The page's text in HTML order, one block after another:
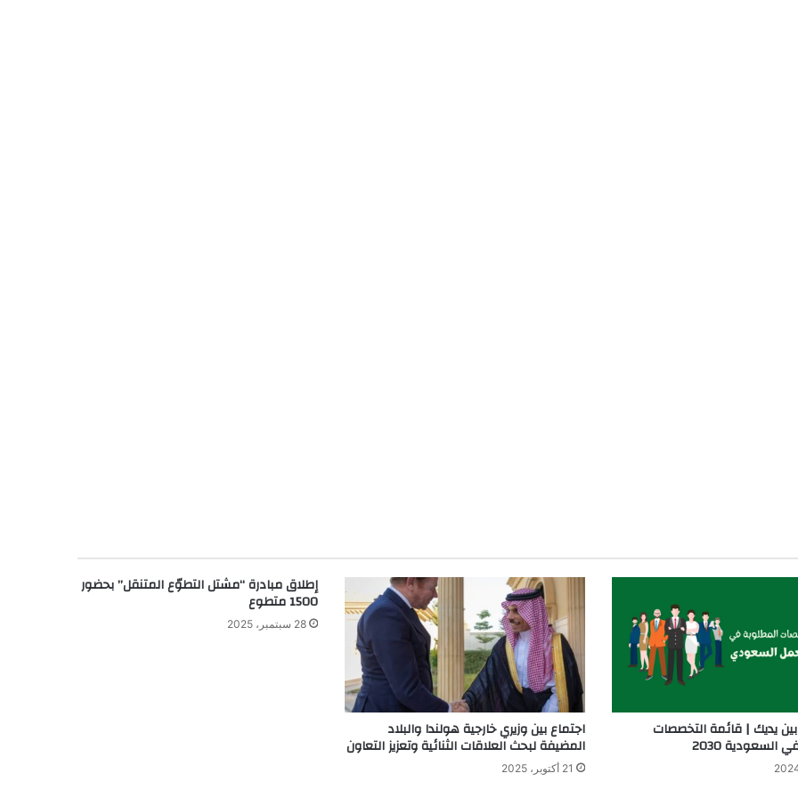
يديك | قائمة التخصصات
السعودية 2030
اجتماع بين وزيري خارجية هولندا والبلاد
المضيفة لبحث العلاقات الثنائية وتعزيز التعاون
21 أكتوبر، 2025
إطلاق مبادرة “مشتل التطوّع المتنقل” بحضور
1500 متطوع
28 سبتمبر، 2025